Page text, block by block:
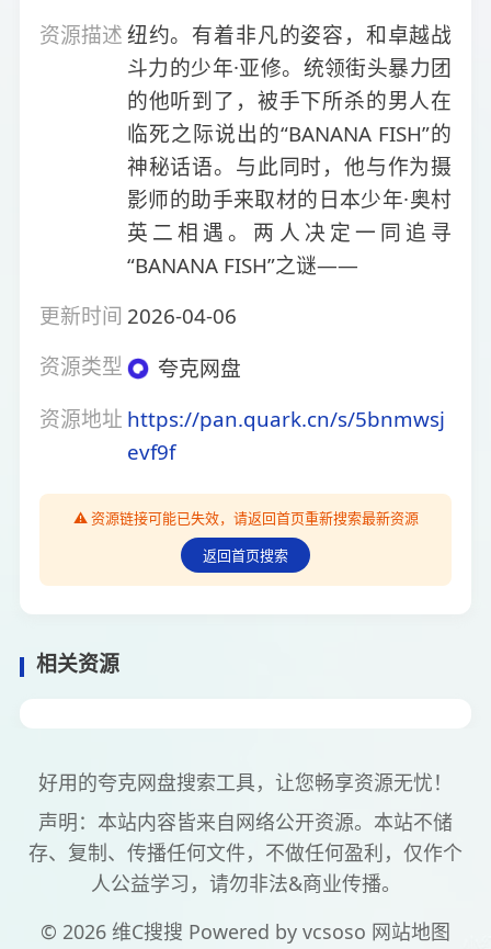
资源描述纽约。有着非凡的姿容，和卓越战
斗力的少年·亚修。统领街头暴力团
的他听到了，被手下所杀的男人在
临死之际说出的“BANANA FISH”的
神秘话语。与此同时，他与作为摄
影师的助手来取材的日本少年·奥村
英二相遇。两人决定一同追寻
“BANANA FISH”之谜——
更新时间 2026-04-06
资源类型
夸克网盘
资源地址 https://pan.quark.cn/s/5bnmwsj
evf9f
⚠️ 资源链接可能已失效，请返回首页重新搜索最新资源
返回首页搜索
相关资源
好用的夸克网盘搜索工具，让您畅享资源无忧！
声明：本站内容皆来自网络公开资源。本站不储
存、复制、传播任何文件，不做任何盈利，仅作个
人公益学习，请勿非法&商业传播。
© 2026 维C搜搜 Powered by vcsoso 网站地图